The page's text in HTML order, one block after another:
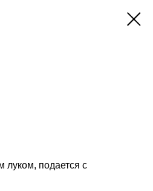
луком, подается с